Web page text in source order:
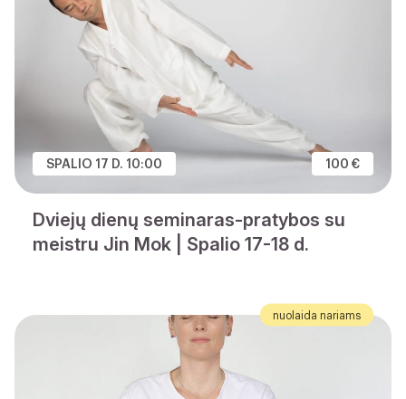
SPALIO 17 D. 10:00 100 €
Dviejų dienų seminaras-pratybos su
meistru Jin Mok | Spalio 17-18 d.
nuolaida nariams